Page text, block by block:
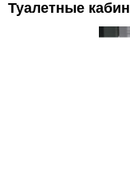
Туалетные